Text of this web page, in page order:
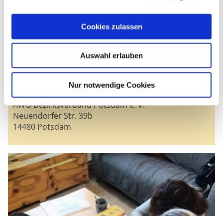
Cookies zulassen
Auswahl erlauben
Nur notwendige Cookies
Kontakt
Frau Corinna Reinbach
E-Mail senden
Projektträger/Organisation
AWO Bezirksverband Potsdam e. V.
Neuendorfer Str. 39b
14480 Potsdam